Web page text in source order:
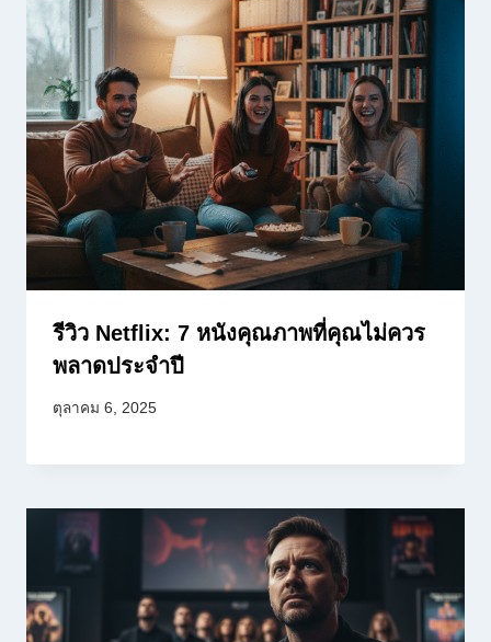
รีวิว Netflix: 7 หนังคุณภาพที่คุณไม่ควร
พลาดประจำปี
ตุลาคม 6, 2025